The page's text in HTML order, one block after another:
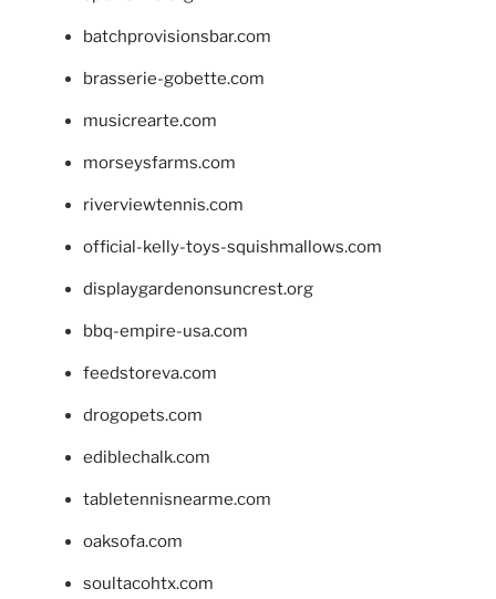
batchprovisionsbar.com
brasserie-gobette.com
musicrearte.com
morseysfarms.com
riverviewtennis.com
official-kelly-toys-squishmallows.com
displaygardenonsuncrest.org
bbq-empire-usa.com
feedstoreva.com
drogopets.com
ediblechalk.com
tabletennisnearme.com
oaksofa.com
soultacohtx.com